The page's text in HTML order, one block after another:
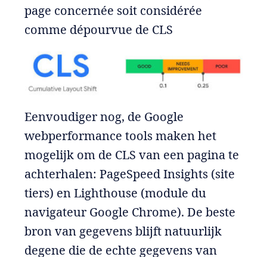
page concernée soit considérée
comme dépourvue de CLS
Eenvoudiger nog, de Google
webperformance tools maken het
mogelijk om de CLS van een pagina te
achterhalen: PageSpeed Insights (site
tiers) en Lighthouse (module du
navigateur Google Chrome). De beste
bron van gegevens blijft natuurlijk
degene die de echte gegevens van